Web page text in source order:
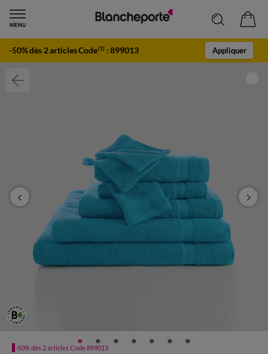
-50% dès 2 articles Code(1) :899013 Appliquer
-50% dès 2 articles Code 899013